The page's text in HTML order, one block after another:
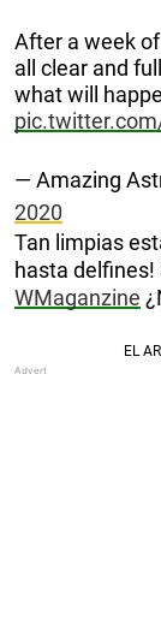
After a week
all clear and
what will
— Amazing
2020
Tan limpias
hasta
WMaganzine